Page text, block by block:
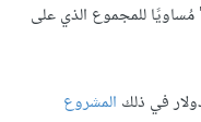
للمجموع الذي على
المشروع